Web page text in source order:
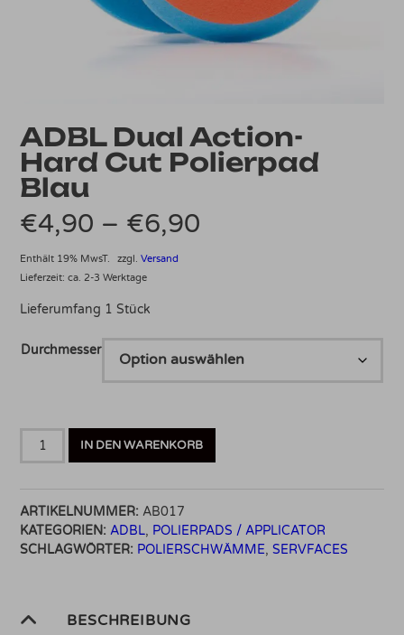
ADBL Dual Action-
Hard Cut Polierpad
Blau
€4,90 – €6,90
Enthält 19% MwsT. zzgl.Versand
Lieferzeit: ca. 2-3 Werktage
Lieferumfang 1 Stück
Durchmesser
ADBL
Cut
Polierpad
Blau
IN DEN WARENKORB
ARTIKELNUMMER: AB017
KATEGORIEN: ADBL, POLIERPADS / APPLICATOR
SCHLAGWÖRTER: POLIERSCHWÄMME,SERVFACES
BESCHREIBUNG